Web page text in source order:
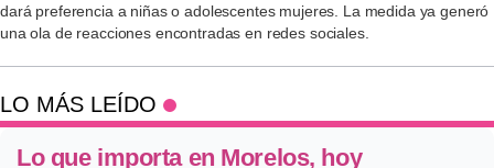
dará preferencia a niñas o adolescentes mujeres. La medida ya generó
una ola de reacciones encontradas en redes sociales.
LO MÁS LEÍDO
Lo que importa en Morelos, hoy